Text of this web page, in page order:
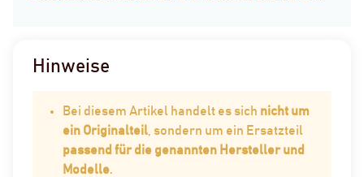
Hinweise
Bei diesem Artikel handelt es sich nicht um
ein Originalteil , sondern um ein Ersatzteil
passend für die genannten Hersteller und
Modelle.